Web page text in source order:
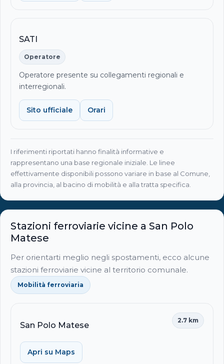
SATI
Operatore
Operatore presente su collegamenti regionali e
interregionali.
Sito ufficiale Orari
I riferimenti riportati hanno finalità informative e
rappresentano una base regionale iniziale. Le linee
effettivamente disponibili possono variare in base al Comune,
alla provincia, al bacino di mobilità e alla tratta specifica.
Stazioni ferroviarie vicine a San Polo
Matese
Per orientarti meglio negli spostamenti, ecco alcune
stazioni ferroviarie vicine al territorio comunale.
Mobilità ferroviaria
San Polo Matese
2.7 km
Apri su Maps